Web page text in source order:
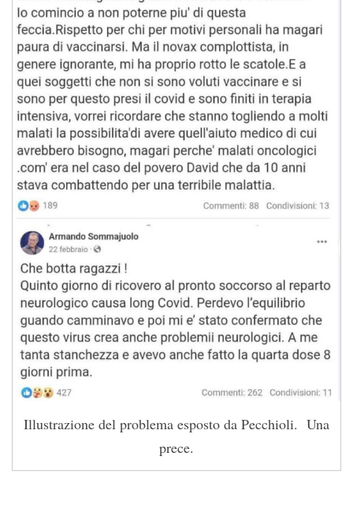
Illustrazione del problema esposto da Pecchioli. Una
prece.